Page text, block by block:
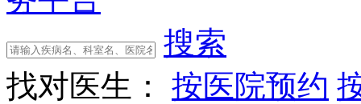
搜索
找对医生：
按医院预约